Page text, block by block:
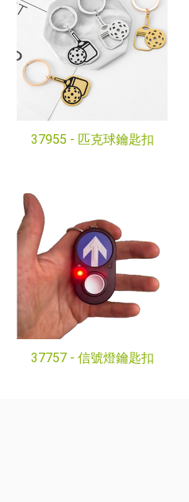
37955 - 匹克球鑰匙扣
37757 - 信號燈鑰匙扣